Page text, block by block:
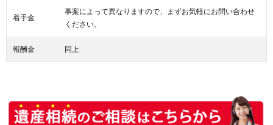
着手金
事案によって異なりますので、まずお気軽にお問い合わせ
ください。
報酬金 同上